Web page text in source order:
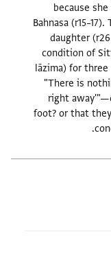
because
Bahnasa
daughter
condition of
lāzima) for
"There is
right
foot? or that